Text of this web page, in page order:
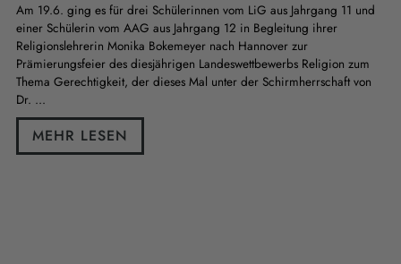
Am 19.6. ging es für drei Schülerinnen vom LiG aus Jahrgang 11 und
einer Schülerin vom AAG aus Jahrgang 12 in Begleitung ihrer
Religionslehrerin Monika Bokemeyer nach Hannover zur
Prämierungsfeier des diesjährigen Landeswettbewerbs Religion zum
Thema Gerechtigkeit, der dieses Mal unter der Schirmherrschaft von
Dr. ...
MEHR LESEN